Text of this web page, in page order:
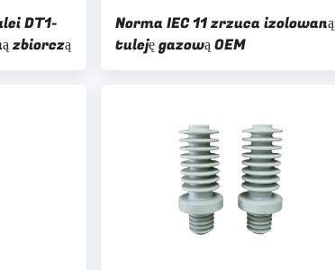
DT1-
zbiorczą
Norma IEC 11 zrzuca izolowaną
tuleję gazową OEM